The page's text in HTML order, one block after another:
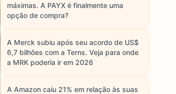
máximas. A PAYX é finalmente uma
opção de compra?
A Merck subiu após seu acordo de US$
6,7 bilhões com a Terns. Veja para onde
a MRK poderia ir em 2026
A Amazon caiu 21% em relação às suas